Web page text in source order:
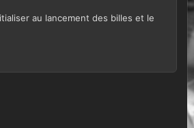
au lancement des billes et le